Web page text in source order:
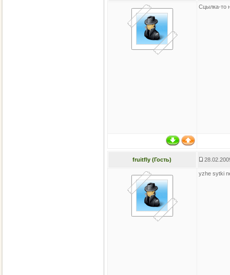
Сцылка-то
fruitfly (Гость)
yzhe sytki